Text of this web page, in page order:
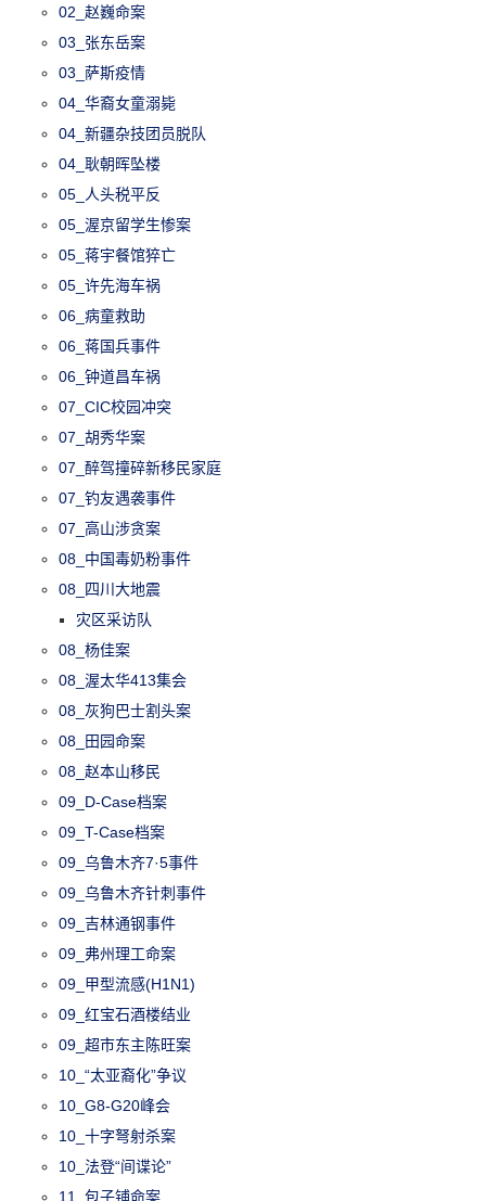
02_赵巍命案
03_张东岳案
03_萨斯疫情
04_华裔女童溺毙
04_新疆杂技团员脱队
04_耿朝晖坠楼
05_人头税平反
05_渥京留学生惨案
05_蒋宇餐馆猝亡
05_许先海车祸
06_病童救助
06_蒋国兵事件
06_钟道昌车祸
07_CIC校园冲突
07_胡秀华案
07_醉驾撞碎新移民家庭
07_钓友遇袭事件
07_高山涉贪案
08_中国毒奶粉事件
08_四川大地震
灾区采访队
08_杨佳案
08_渥太华413集会
08_灰狗巴士割头案
08_田园命案
08_赵本山移民
09_D-Case档案
09_T-Case档案
09_乌鲁木齐7·5事件
09_乌鲁木齐针刺事件
09_吉林通钢事件
09_弗州理工命案
09_甲型流感(H1N1)
09_红宝石酒楼结业
09_超市东主陈旺案
10_“太亚裔化”争议
10_G8-G20峰会
10_十字弩射杀案
10_法登“间谍论”
11_包子铺命案